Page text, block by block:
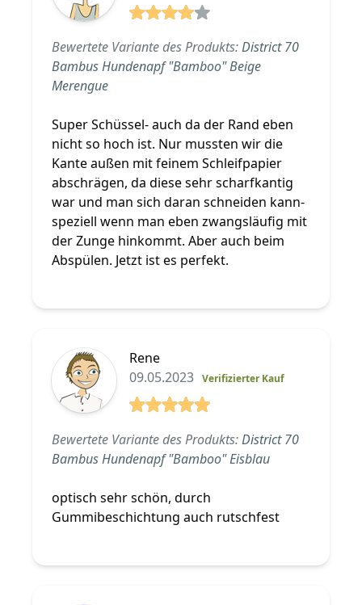
Bewertete Variante des Produkts:District 70
Bambus Hundenapf "Bamboo" Beige
Merengue
Super Schüssel- auch da der Rand eben
nicht so hoch ist. Nur mussten wir die
Kante außen mit feinem Schleifpapier
abschrägen, da diese sehr scharfkantig
war und man sich daran schneiden kann-
speziell wenn man eben zwangsläufig mit
der Zunge hinkommt. Aber auch beim
Abspülen. Jetzt ist es perfekt.
Rene
09.05.2023 Verifizierter Kauf
Bewertete Variante des Produkts:District 70
Bambus Hundenapf "Bamboo" Eisblau
optisch sehr schön, durch
Gummibeschichtung auch rutschfest